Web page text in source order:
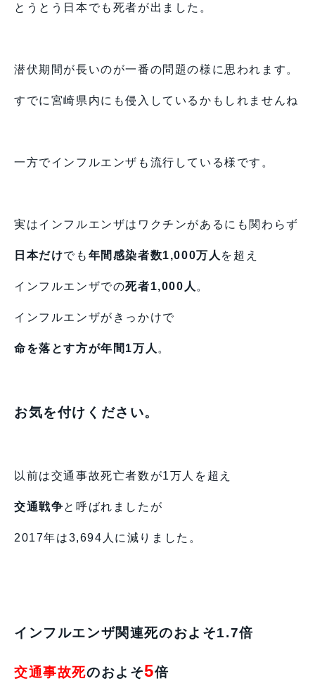
とうとう日本でも死者が出ました。
潜伏期間が長いのが一番の問題の様に思われます。
すでに宮崎県内にも侵入しているかもしれませんね
一方でインフルエンザも流行している様です。
実はインフルエンザはワクチンがあるにも関わらず
日本だけでも 年間感染者数1,000万人 を超え
インフルエンザでの死者1,000人 。
インフルエンザがきっかけで
命を落とす方が年間1万人 。
お気を付けください。
以前は交通事故死亡者数が1万人を超え
交通戦争と呼ばれましたが
2017年は3,694人に減りました。
インフルエンザ関連死のおよそ1.7倍
交通事故死のおよそ5倍